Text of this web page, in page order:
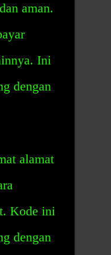
aman.
Ini
dengan
alamat
Kode ini
dengan